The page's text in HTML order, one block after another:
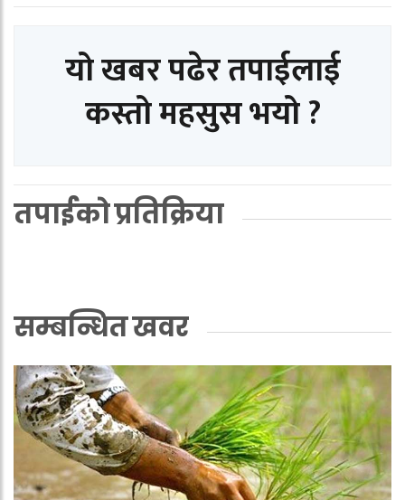
यो खबर पढेर तपाईलाई
कस्तो महसुस भयो ?
तपाईको प्रतिक्रिया
सम्बन्धित खवर